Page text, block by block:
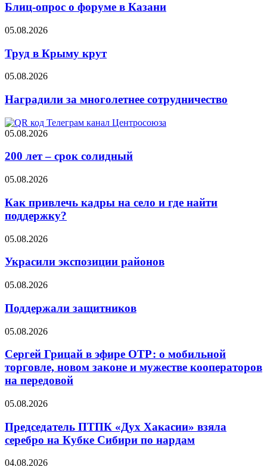
Блиц-опрос о форуме в Казани
05.08.2026
Труд в Крыму крут
05.08.2026
Наградили за многолетнее сотрудничество
05.08.2026
200 лет – срок солидный
05.08.2026
Как привлечь кадры на село и где найти
поддержку?
05.08.2026
Украсили экспозиции районов
05.08.2026
Поддержали защитников
05.08.2026
Сергей Грицай в эфире ОТР: о мобильной
торговле, новом законе и мужестве кооператоров
на передовой
05.08.2026
Председатель ПТПК «Дух Хакасии» взяла
серебро на Кубке Сибири по нардам
04.08.2026